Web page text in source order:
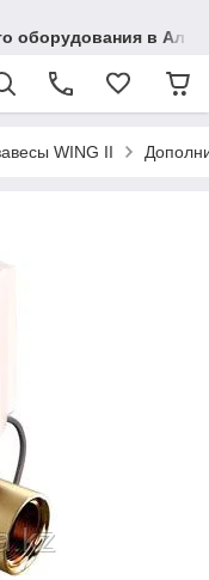
оборудования в
WING II